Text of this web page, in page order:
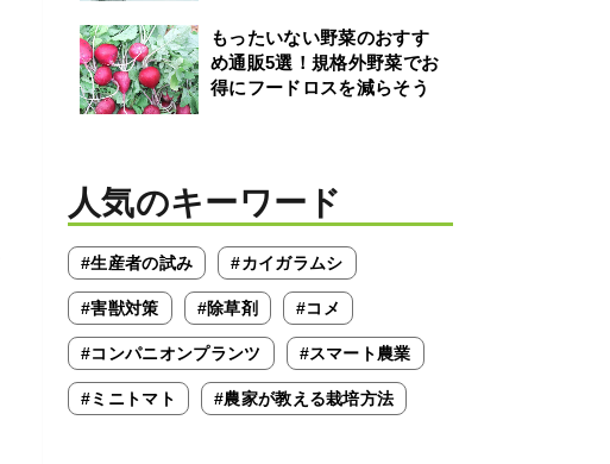
もったいない野菜のおすす
め通販5選！規格外野菜でお
得にフードロスを減らそう
人気のキーワード
#生産者の試み #カイガラムシ
#害獣対策 #除草剤 #コメ
#コンパニオンプランツ #スマート農業
#ミニトマト #農家が教える栽培方法